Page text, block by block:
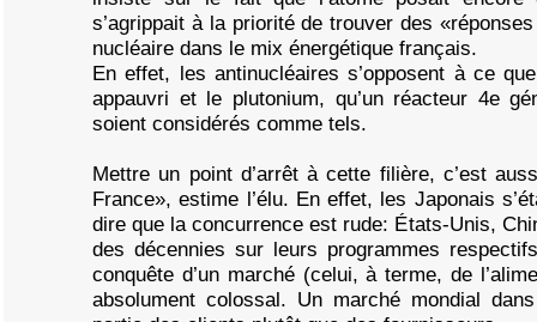
s’agrippait à la priorité de trouver des
nucléaire dans le mix énergétique français.
En effet, les antinucléaires s’opposent à ce
appauvri et le plutonium, qu’un réacteur 4e
soient considérés comme tels.
Mettre un point d’arrêt à cette filière, c’est
France», estime l’élu. En effet, les Japonais
dire que la concurrence est rude: États-Unis,
des décennies sur leurs programmes
conquête d’un marché (celui, à terme, de
absolument colossal. Un marché mondial